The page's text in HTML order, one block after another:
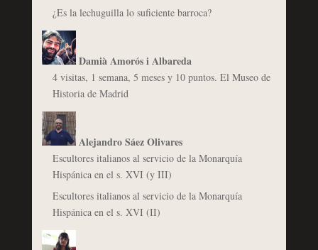
¿Es la lechuguilla lo suficiente barroca?
Damià Amorós i Albareda
4 visitas, 1 semana, 5 meses y 10 puntos. El Museo de
Historia de Madrid
Alejandro Sáez Olivares
Escultores italianos al servicio de la Monarquía
Hispánica en el s. XVI (y III)
Escultores italianos al servicio de la Monarquía
Hispánica en el s. XVI (II)